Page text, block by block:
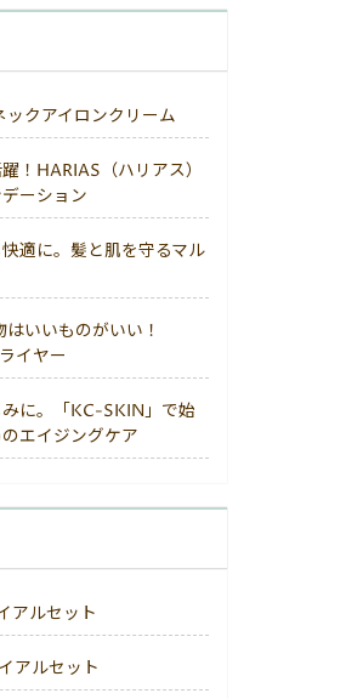
クアイロンクリーム
！HARIAS（ハリアス）
ーション
適に。髪と肌を守るマル
はいいものがいい！
イヤー
に。「KC-SKIN」で始
エイジングケア
アルセット
アルセット